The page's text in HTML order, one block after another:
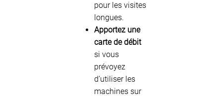
pour les visites
longues.
Apportez une
carte de débit
si vous
prévoyez
d’utiliser les
machines sur